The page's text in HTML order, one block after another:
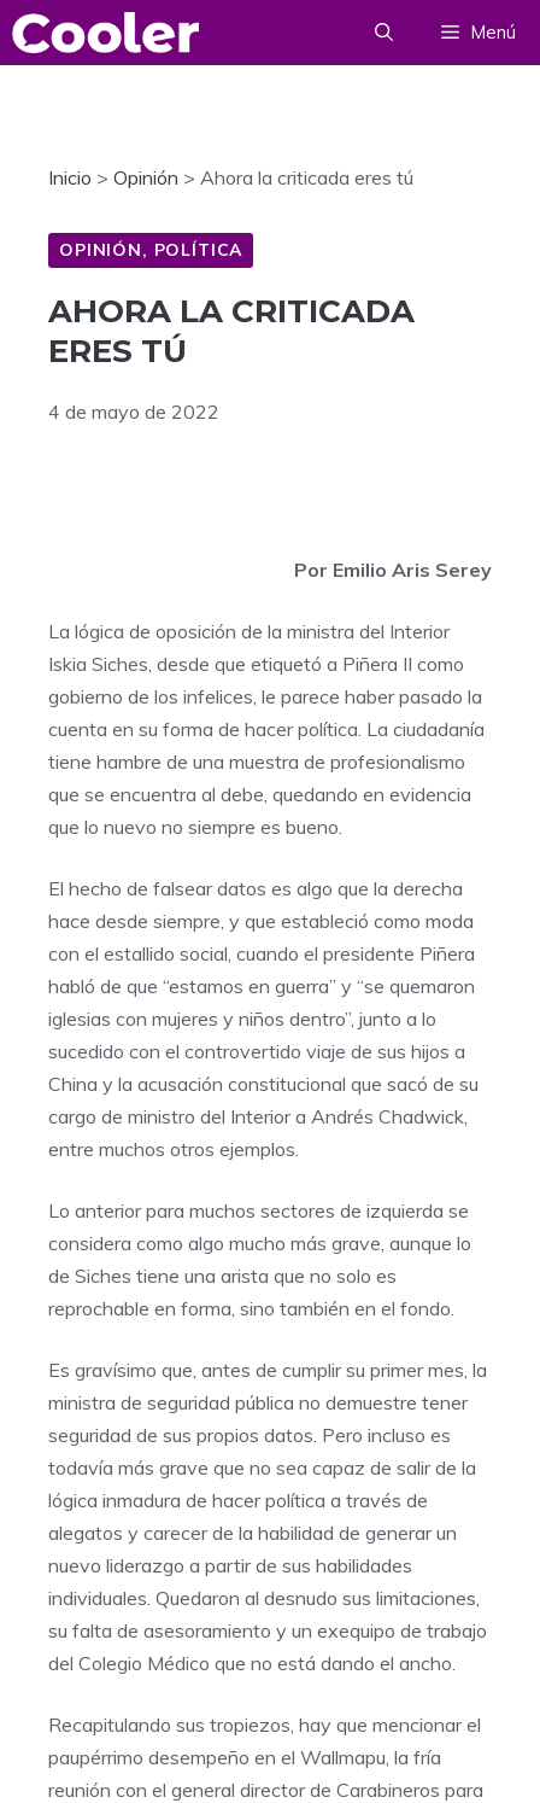
Saltar
al
Menú
Inicio > Opinión > Ahora la criticada eres tú
OPINIÓN, POLÍTICA
AHORA LA CRITICADA
ERES TÚ
4 de mayo de 2022
Por Emilio Aris Serey
La lógica de oposición de la ministra del Interior
Iskia Siches, desde que etiquetó a Piñera II como
gobierno de los infelices, le parece haber pasado la
cuenta en su forma de hacer política. La ciudadanía
tiene hambre de una muestra de profesionalismo
que se encuentra al debe, quedando en evidencia
que lo nuevo no siempre es bueno.
El hecho de falsear datos es algo que la derecha
hace desde siempre, y que estableció como moda
con el estallido social, cuando el presidente Piñera
habló de que “estamos en guerra” y “se quemaron
iglesias con mujeres y niños dentro”, junto a lo
sucedido con el controvertido viaje de sus hijos a
China y la acusación constitucional que sacó de su
cargo de ministro del Interior a Andrés Chadwick,
entre muchos otros ejemplos.
Lo anterior para muchos sectores de izquierda se
considera como algo mucho más grave, aunque lo
de Siches tiene una arista que no solo es
reprochable en forma, sino también en el fondo.
Es gravísimo que, antes de cumplir su primer mes, la
ministra de seguridad pública no demuestre tener
seguridad de sus propios datos. Pero incluso es
todavía más grave que no sea capaz de salir de la
lógica inmadura de hacer política a través de
alegatos y carecer de la habilidad de generar un
nuevo liderazgo a partir de sus habilidades
individuales. Quedaron al desnudo sus limitaciones,
su falta de asesoramiento y un exequipo de trabajo
del Colegio Médico que no está dando el ancho.
Recapitulando sus tropiezos, hay que mencionar el
paupérrimo desempeño en el Wallmapu, la fría
reunión con el general director de Carabineros para